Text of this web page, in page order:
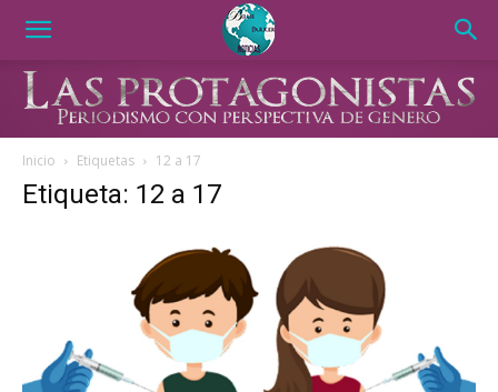
Inicio Etiquetas 12 a 17
Etiqueta: 12 a 17